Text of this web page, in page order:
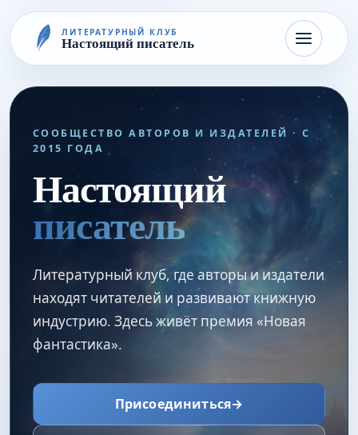
ЛИТЕРАТУРНЫЙ КЛУБ
Настоящий писатель
СООБЩЕСТВО АВТОРОВ И ИЗДАТЕЛЕЙ · С
2015 ГОДА
Настоящий
писатель
Литературный клуб, где авторы и издатели
находят читателей и развивают книжную
индустрию. Здесь живёт премия «Новая
фантастика».
Присоединиться→